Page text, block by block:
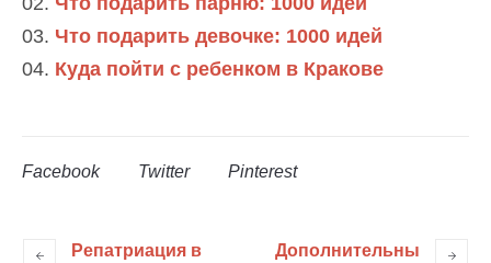
Что подарить девочке: 1000 идей
Куда пойти с ребенком в Кракове
Facebook Twitter Pinterest
Репатриация в
Дополнительны